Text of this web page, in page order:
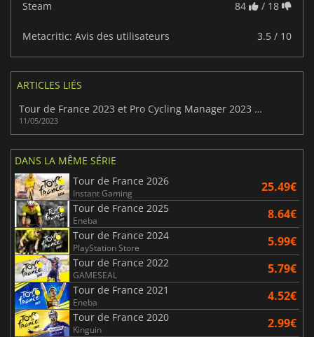
Steam 84 / 18
Metacritic: Avis des utilisateurs 3.5 / 10
ARTICLES LIÉS
Tour de France 2023 et Pro Cycling Manager 2023 présentent une première bande-annonce et un nouveau mode.
11/05/2023
DANS LA MÊME SÉRIE
Tour de France 2026
Instant Gaming 25.49€
Tour de France 2025
Eneba 8.64€
Tour de France 2024
PlayStation Store 5.99€
Tour de France 2022
GAMESEAL 5.79€
Tour de France 2021
Eneba 4.52€
Tour de France 2020
Kinguin 2.99€